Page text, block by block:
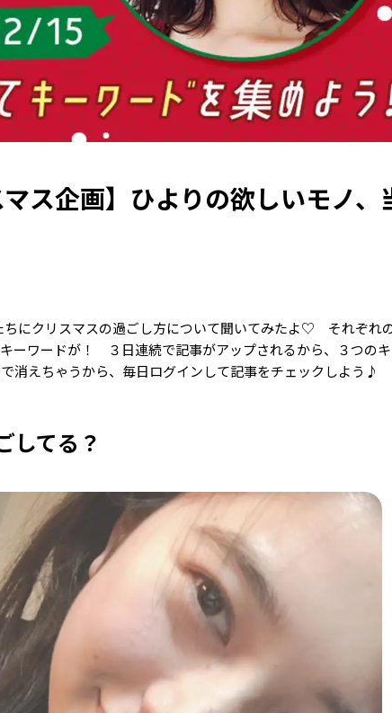
ス企画】ひよりの欲しいモノ、
ちにクリスマスの過ごし方について聞いてみたよ♡ それぞれ
ーワードが！ ３日連続で記事がアップされるから、３つの
消えちゃうから、毎日ログインして記事をチェックしよう♪
してる？